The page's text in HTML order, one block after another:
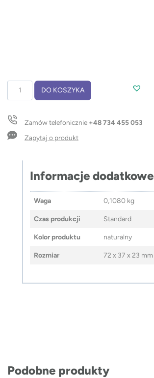
wielofunkcyjne
FORT
DO KOSZYKA
Zamów telefonicznie +48 734 455 053
Zapytaj o produkt
Informacje dodatkowe
Waga 0,1080 kg
Czas produkcji Standard
Kolor produktu naturalny
Rozmiar 72 x 37 x 23 mm
Podobne produkty